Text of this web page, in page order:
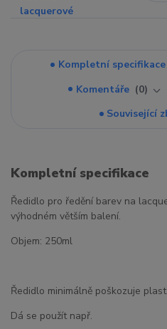
Kompletní specifikace
Komentáře
0
Související
Kompletní specifikace
Ředidlo pro ředění barev na
výhodném větším balení.
Objem: 250ml
Ředidlo minimálně poškozuje plast.
Dá se použít např.